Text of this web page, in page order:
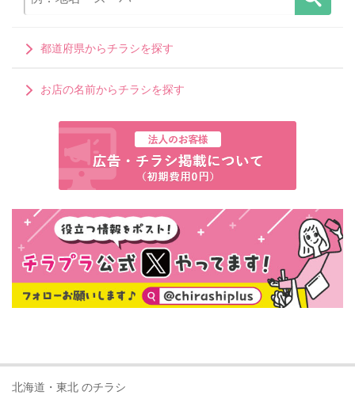
都道府県からチラシを探す
お店の名前からチラシを探す
北海道・東北 のチラシ